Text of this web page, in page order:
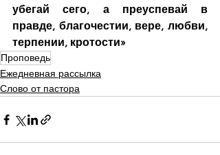
убегай сего, а преуспевай в
правде, благочестии, вере, любви,
терпении, кротости»
Проповедь
Ежедневная рассылка
Слово от пастора